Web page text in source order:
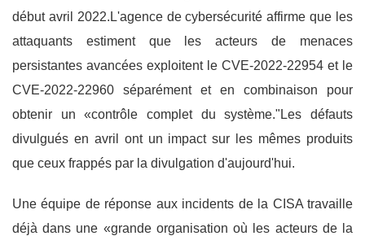
début avril 2022.L'agence de cybersécurité affirme que les
attaquants estiment que les acteurs de menaces
persistantes avancées exploitent le CVE-2022-22954 et le
CVE-2022-22960 séparément et en combinaison pour
obtenir un «contrôle complet du système."Les défauts
divulgués en avril ont un impact sur les mêmes produits
que ceux frappés par la divulgation d'aujourd'hui.
Une équipe de réponse aux incidents de la CISA travaille
déjà dans une «grande organisation où les acteurs de la